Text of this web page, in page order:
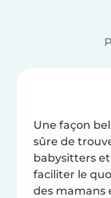
Une façon
sûre de
babysitters
faciliter le
des mamans